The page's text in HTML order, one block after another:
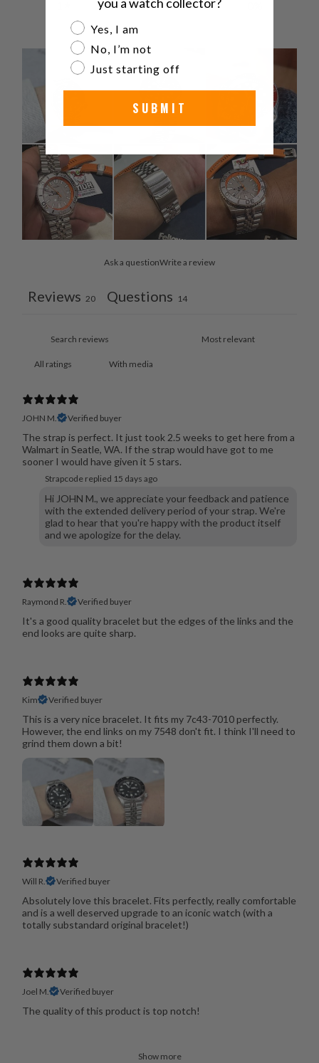
Ask a questionWrite a review
Reviews 20 Questions 14
With media
JOHN M. Verified buyer
The strap is perfect. It just took 2.5 weeks to get here from a
Walmart in Seatle, WA. If the strap would have got to me
sooner I would have given it 5 stars.
Strapcode replied 15 days ago
Hi JOHN M., we appreciate your feedback and patience
with the extended delivery period of your strap. We're
glad to hear that you're happy with the product itself
and we apologize for the delay.
Raymond R. Verified buyer
It's a good quality bracelet but the edges of the links and the
end looks are quite sharp.
Kim Verified buyer
This is a very nice bracelet. It fits my 7c43-7010 perfectly.
However, the end links on my 7548 don't fit. I think I'll need to
grind them down a bit!
Will R. Verified buyer
Absolutely love this bracelet. Fits perfectly, really comfortable
and is a well deserved upgrade to an iconic watch (with a
totally substandard original bracelet!)
Joel M. Verified buyer
The quality of this product is top notch!
Show more
Are you a watch collector?
Yes, I am
No, I’m not
Just starting off
SUBMIT